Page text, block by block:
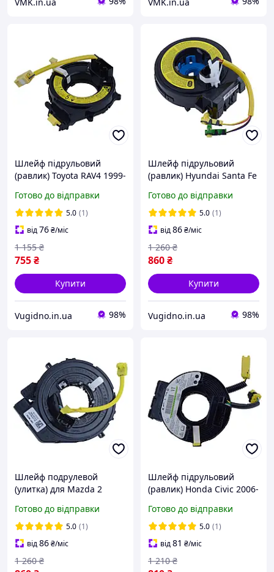
Шлейф підрульовий
(равлик) Toyota RAV4 1999-
84306-3Q120, 84306-30120
Готово до відправки
5.0 (1)
від76₴/міс
755₴
1 155 ₴
Купити
Vugidno.in.ua 98%
Шлейф підрульовий
(равлик) Hyundai Santa Fe
2010, 2011, 2012 №
934902B300
Готово до відправки
5.0 (1)
від86₴/міс
860₴
1 260 ₴
Купити
Vugidno.in.ua 98%
Шлейф подрулевой
(улитка) для Mazda 2
Готово до відправки
5.0 (1)
від86₴/міс
1 260 ₴
Шлейф підрульовий
(равлик) Honda Civic 2006-
Готово до відправки
5.0 (1)
від81 ₴/міс
1 210 ₴